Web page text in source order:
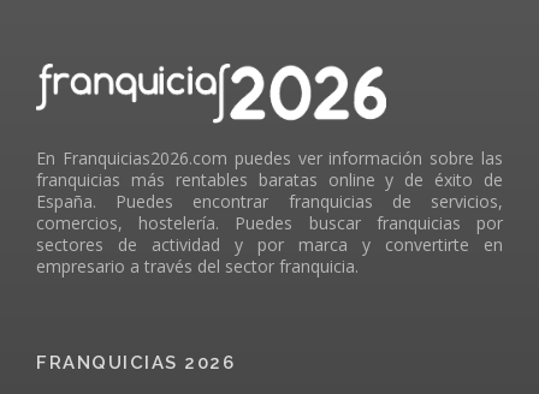
En Franquicias2026.com puedes ver información sobre las
franquicias más rentables baratas online y de éxito de
España. Puedes encontrar franquicias de servicios,
comercios, hostelería. Puedes buscar franquicias por
sectores de actividad y por marca y convertirte en
empresario a través del sector franquicia.
FRANQUICIAS 2026